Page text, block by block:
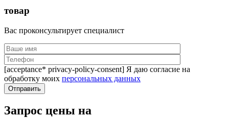
товар
Вас проконсультирует специалист
[acceptance* privacy-policy-consent] Я даю согласие на
обработку моих персональных данных
Запрос цены на